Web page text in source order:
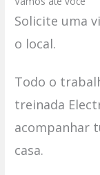
Solicite uma
o local.
Todo o
treinada
acompanhar
casa.